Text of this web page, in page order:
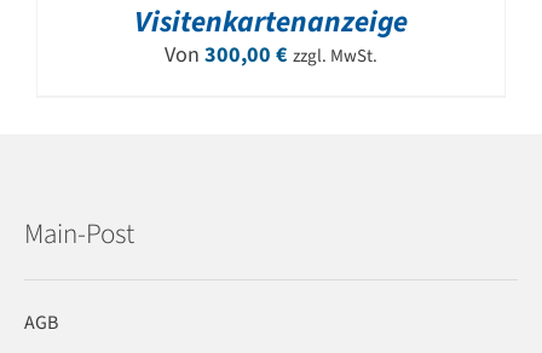
Visitenkartenanzeige
Von 300,00 € zzgl. MwSt.
Main-Post
AGB